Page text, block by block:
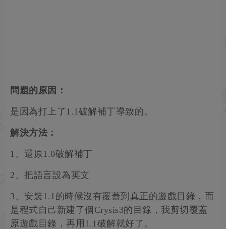
問題的原因：
是因為打上了1.1破解補丁導致的。
解決方法：
1、還原1.0破解補丁
2、把語言設為英文
3、安裝1.1的時候沒有覆蓋到真正的遊戲目錄，而
是程式自己新建了個Crysis3的目錄，我剪切覆蓋
原遊戲目錄，再用1.1破解就好了。